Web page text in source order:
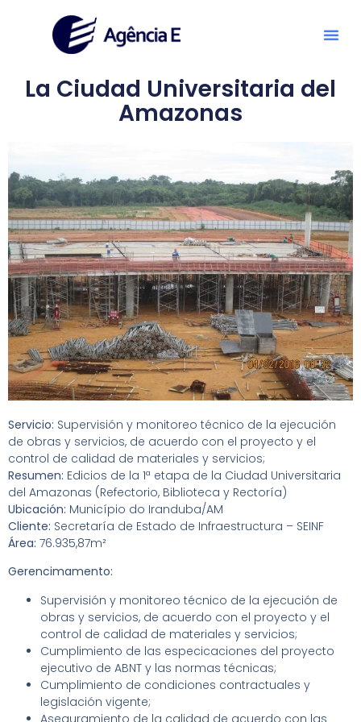
La Ciudad Universitaria del
Amazonas
Servicio: Supervisión y monitoreo técnico de la ejecución
de obras y servicios, de acuerdo con el proyecto y el
control de calidad de materiales y servicios;
Resumen: Edicios de la 1ª etapa de la Ciudad Universitaria
del Amazonas (Refectorio, Biblioteca y Rectoría)
Ubicación: Município do Iranduba/AM
Cliente: Secretaría de Estado de Infraestructura – SEINF
Área: 76.935,87m²
Gerencimamento:
Supervisión y monitoreo técnico de la ejecución de
obras y servicios, de acuerdo con el proyecto y el
control de calidad de materiales y servicios;
Cumplimiento de las especicaciones del proyecto
ejecutivo de ABNT y las normas técnicas;
Cumplimiento de condiciones contractuales y
legislación vigente;
Aseguramiento de la calidad de acuerdo con las